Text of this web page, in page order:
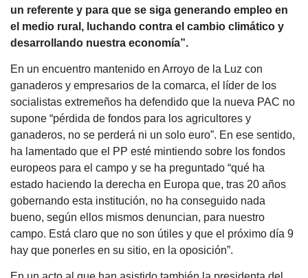
un referente y para que se siga generando empleo en
el medio rural, luchando contra el cambio climático y
desarrollando nuestra economía”.
En un encuentro mantenido en Arroyo de la Luz con
ganaderos y empresarios de la comarca, el líder de los
socialistas extremeños ha defendido que la nueva PAC no
supone “pérdida de fondos para los agricultores y
ganaderos, no se perderá ni un solo euro”. En ese sentido,
ha lamentado que el PP esté mintiendo sobre los fondos
europeos para el campo y se ha preguntado “qué ha
estado haciendo la derecha en Europa que, tras 20 años
gobernando esta institución, no ha conseguido nada
bueno, según ellos mismos denuncian, para nuestro
campo. Está claro que no son útiles y que el próximo día 9
hay que ponerles en su sitio, en la oposición”.